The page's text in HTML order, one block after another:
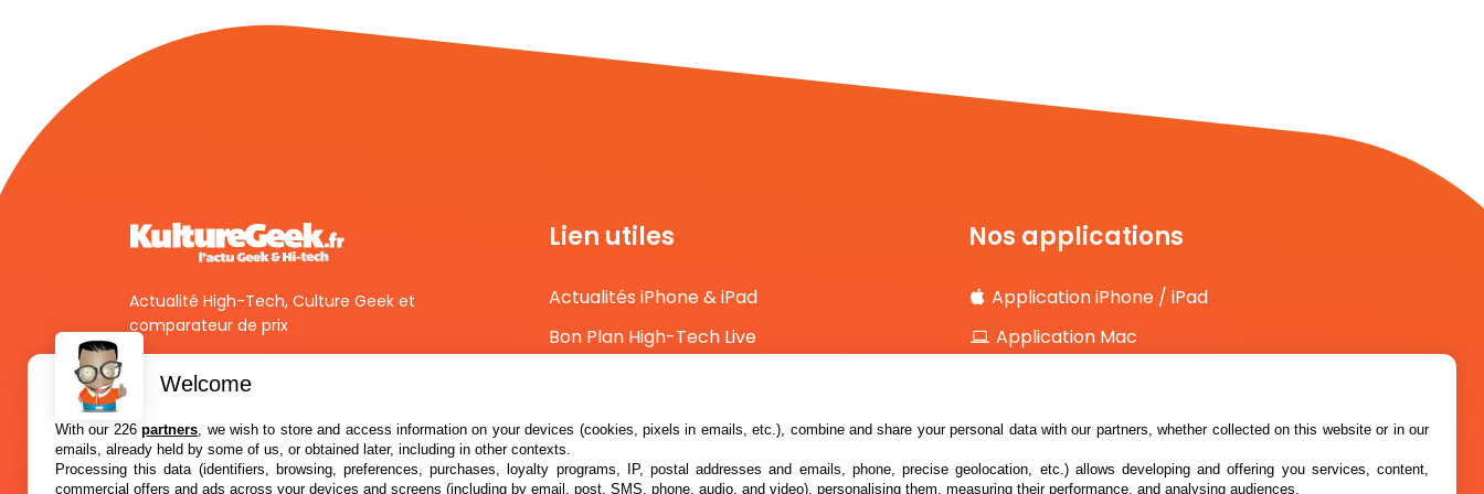
Actualité High-Tech, Culture Geek et
comparateur de prix
Lien utiles
Actualités iPhone & iPad
Bon Plan High-Tech Live
Nos applications
Application iPhone / iPad
Application Mac
Welcome
With our 226partners, we wish to store and access information on your devices (cookies, pixels in emails, etc.), combine and share your personal data with our partners, whether collected on this website or in our
emails, already held by some of us, or obtained later, including in other contexts.
Processing this data (identifiers, browsing, preferences, purchases, loyalty programs, IP, postal addresses and emails, phone, precise geolocation, etc.) allows developing and offering you services, content,
commercial offers and ads across your devices and screens (including by email, post, SMS, phone, audio, and video), personalising them, measuring their performance, and analysing audiences.